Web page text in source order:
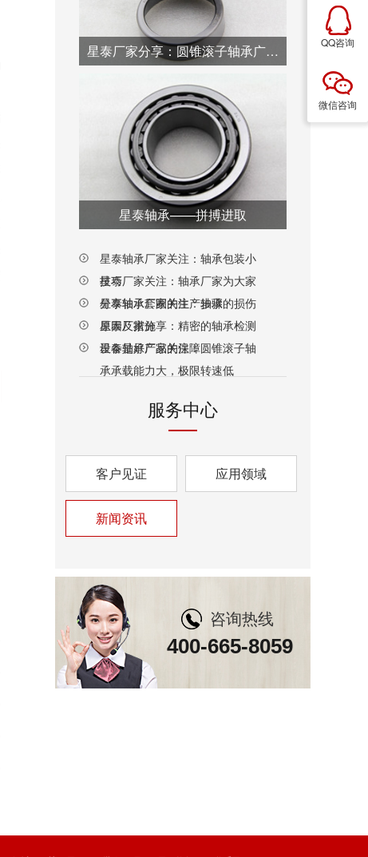
星泰厂家分享：圆锥滚子轴承广泛用于汽车行业
星泰轴承——拼搏进取
星泰轴承厂家关注：轴承包装小
技巧
星泰厂家关注：轴承厂家为大家
分享轴承套圈的生产步骤
星泰轴承厂家关注：轴承的损伤
原因及措施
星泰厂家分享：精密的轴承检测
设备是好产品的保障
星泰轴承厂家关注：圆锥滚子轴
承承载能力大，极限转速低
服务中心
客户见证 应用领域
新闻资讯
咨询热线
400-665-8059
QQ咨询
微信咨询